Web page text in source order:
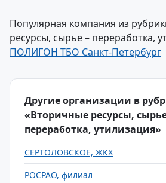
Популярная компания из
ресурсы, сырье – переработка,
ПОЛИГОН ТБО Санкт-Петербург
Другие организации в
«Вторичные ресурсы,
переработка, утилизация»
СЕРТОЛОВСКОЕ, ЖКХ
РОСРАО, филиал